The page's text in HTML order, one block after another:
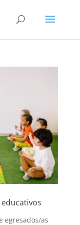
egresados/as